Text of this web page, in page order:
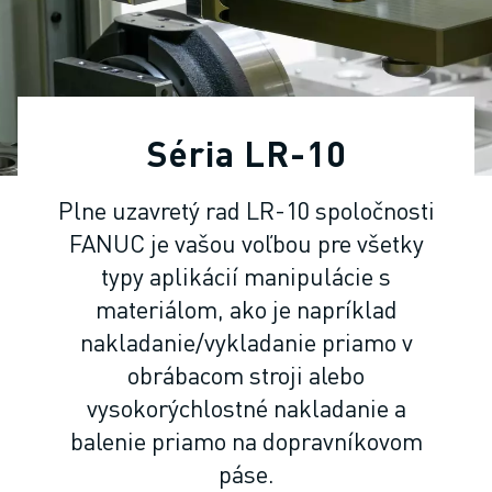
PRIEMYSELNÉ ROBOTY
KOLABORATÍVNE ROBOTY
ROZSAH ROBOTOV
OVLÁDAČE ROBOTOV - CONTROLLERY
SOFTVÉR PRE ROBOTY
ROBOTICKÉ VZDELÁVACIE BUNKY
ROBOTICKÁ AUTOMATIZÁCIA
ROBOTY PRE OBLÚKOVÉ ZVÁRANIE
SÉRIA M-900
POTRAVINÁRSKE ROBOTY A ROBOTY PRE ČISTÉ PRIESTORY
LAKOVACIE ROBOTY
Séria LR-10
Plne uzavretý rad LR-10 spoločnosti
FANUC je vašou voľbou pre všetky
typy aplikácií manipulácie s
materiálom, ako je napríklad
nakladanie/vykladanie priamo v
obrábacom stroji alebo
vysokorýchlostné nakladanie a
balenie priamo na dopravníkovom
páse.